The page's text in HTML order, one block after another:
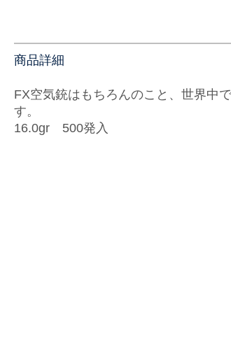
商品詳細
FX空気銃はもちろんのこと、世界中
す。
16.0gr 500発入